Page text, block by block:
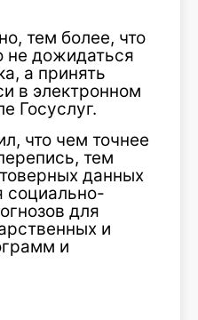
тем более, что
не дожидаться
а принять
в электронном
Госуслуг.
что чем точнее
тем
данных
социально-
для
и
и